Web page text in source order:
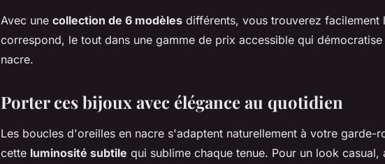
Avec une collection de 6 modèles différents, vous trouverez facilement
correspond, le tout dans une gamme de prix accessible qui
nacre.
Porter ces bijoux avec élégance au quotidien
Les boucles d'oreilles en nacre s'adaptent naturellement à votre garde-
cette luminosité subtile qui sublime chaque tenue. Pour un look casual,